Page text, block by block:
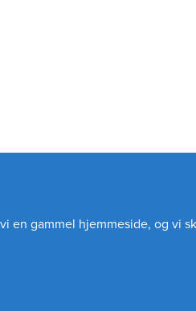
en gammel hjemmeside, og vi